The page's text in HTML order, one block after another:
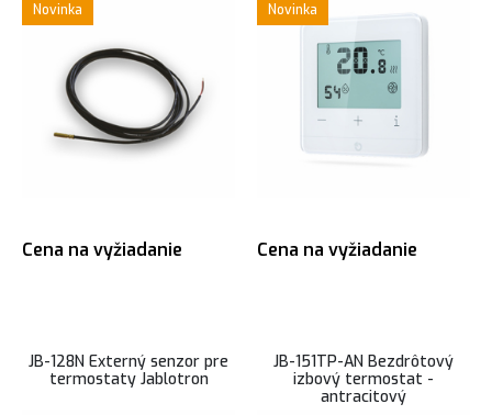
Novinka
Cena na vyžiadanie
Novinka
Cena na vyžiadanie
JB-128N Externý senzor pre
termostaty Jablotron
JB-151TP-AN Bezdrôtový
izbový termostat -
antracitový